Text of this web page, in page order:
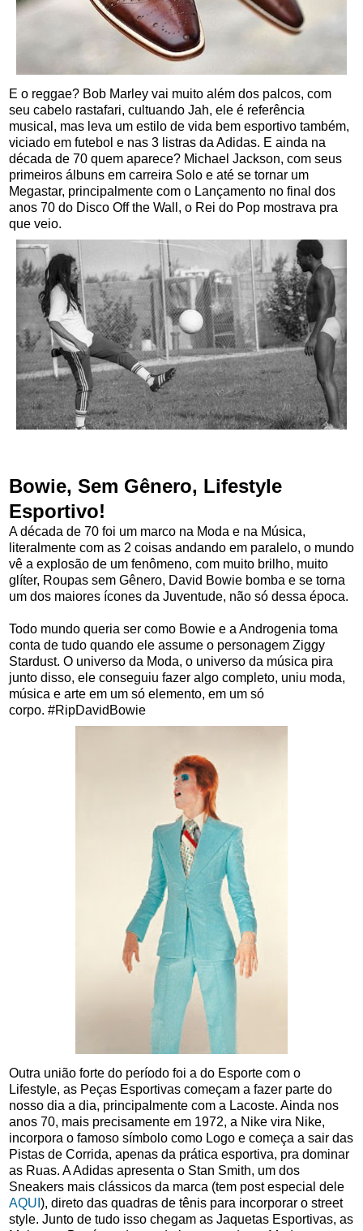
E o reggae? Bob Marley vai muito além dos palcos, com
seu cabelo rastafari, cultuando Jah, ele é referência
musical, mas leva um estilo de vida bem esportivo também,
viciado em futebol e nas 3 listras da Adidas. E ainda na
década de 70 quem aparece? Michael Jackson, com seus
primeiros álbuns em carreira Solo e até se tornar um
Megastar, principalmente com o Lançamento no final dos
anos 70 do Disco Off the Wall, o Rei do Pop mostrava pra
que veio.
Bowie, Sem Gênero, Lifestyle
Esportivo!
A década de 70 foi um marco na Moda e na Música,
literalmente com as 2 coisas andando em paralelo, o mundo
vê a explosão de um fenômeno, com muito brilho, muito
glíter, Roupas sem Gênero, David Bowie bomba e se torna
um dos maiores ícones da Juventude, não só dessa época.
Todo mundo queria ser como Bowie e a Androgenia toma
conta de tudo quando ele assume o personagem Ziggy
Stardust. O universo da Moda, o universo da música pira
junto disso, ele conseguiu fazer algo completo, uniu moda,
música e arte em um só elemento, em um só
corpo. #RipDavidBowie
Outra união forte do período foi a do Esporte com o
Lifestyle, as Peças Esportivas começam a fazer parte do
nosso dia a dia, principalmente com a Lacoste. Ainda nos
anos 70, mais precisamente em 1972, a Nike vira Nike,
incorpora o famoso símbolo como Logo e começa a sair das
Pistas de Corrida, apenas da prática esportiva, pra dominar
as Ruas. A Adidas apresenta o Stan Smith, um dos
Sneakers mais clássicos da marca (tem post especial dele
AQUI ), direto das quadras de tênis para incorporar o street
style. Junto de tudo isso chegam as Jaquetas Esportivas, as